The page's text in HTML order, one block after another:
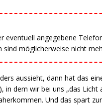
eventuell angegebene
möglicherweise nicht
aussieht, dann hat das
in dem wir bei uns „das Licht
Und das spart